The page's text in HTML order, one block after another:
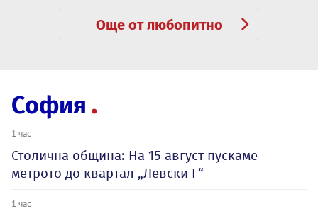
Още от любопитно
София
1 час
Столична община: На 15 август пускаме
метрото до квартал „Левски Г“
1 час